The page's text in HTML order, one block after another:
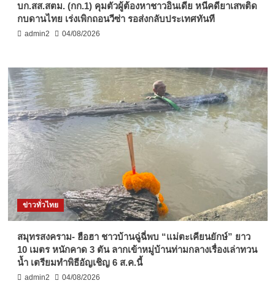
บก.สส.สตม. (กก.1) คุมตัวผู้ต้องหาชาวอินเดีย หนีคดียาเสพติด
กบดานไทย เร่งเพิกถอนวีซ่า รอส่งกลับประเทศทันที
admin2 04/08/2026
ข่าวทั่วไทย
สมุทรสงคราม- ฮือฮา ชาวบ้านฉู่ฉี่พบ “แม่ตะเคียนยักษ์” ยาว
10 เมตร หนักคาด 3 ตัน ลากเข้าหมู่บ้านท่ามกลางเรื่องเล่าทวน
น้ำ เตรียมทำพิธีอัญเชิญ 6 ส.ค.นี้
admin2 04/08/2026